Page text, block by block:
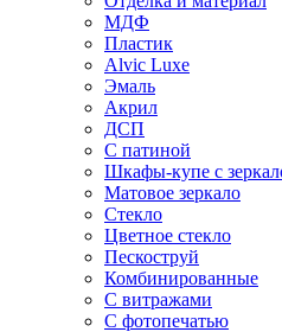
МДФ
Пластик
Alvic Luxe
Эмаль
Акрил
ДСП
С патиной
Шкафы-купе с
Матовое зеркало
Стекло
Цветное стекло
Пескоструй
Комбинированные
С витражами
С фотопечатью